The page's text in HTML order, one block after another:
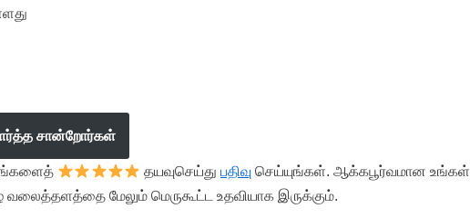
சான்றோர்கள்
தயவுசெய்துபதிவு செய்யுங்கள். ஆக்கபூர்வமான உங்கள்
மேலும் மெருகூட்ட உதவியாக இருக்கும்.